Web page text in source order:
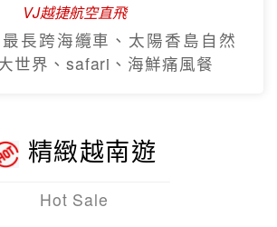
VJ越捷航空直飛
長跨海纜車、太陽香島自然
世界、safari、海鮮痛風餐
精緻越南遊
Hot Sale